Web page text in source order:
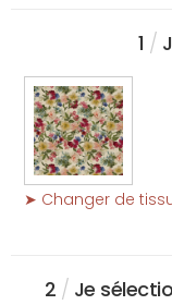
1 /
➤ Changer de
2 / Je